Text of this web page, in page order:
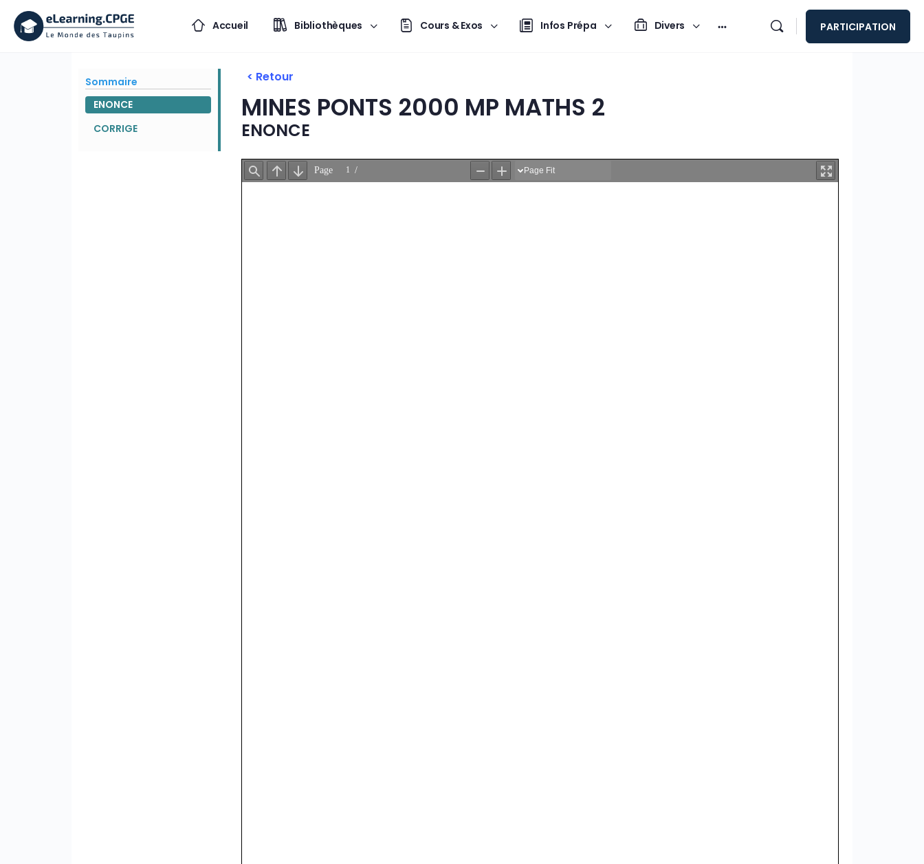
Accueil Bibliothèques Cours & Exos Infos Prépa Divers PARTICIPATION
Sommaire
ENONCE
CORRIGE
< Retour
MINES PONTS 2000 MP MATHS 2
ENONCE